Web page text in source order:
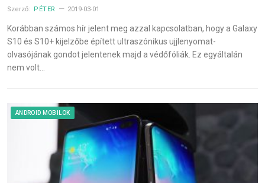
Szerző: PÉTER 2019-03-01
Korábban számos hír jelent meg azzal kapcsolatban, hogy a Galaxy
S10 és S10+ kijelzőbe épített ultraszónikus ujjlenyomat-
olvasójának gondot jelentenek majd a védőfóliák. Ez egyáltalán
nem volt…
ANDROID MOBILOK